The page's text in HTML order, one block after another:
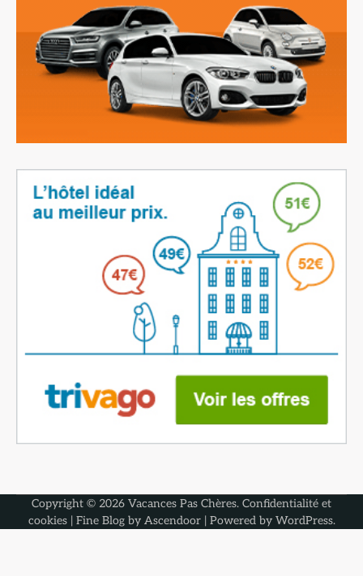
Copyright © 2026 Vacances Pas Chères. Confidentialité et
cookies| Fine Blog by Ascendoor| Powered by WordPress.